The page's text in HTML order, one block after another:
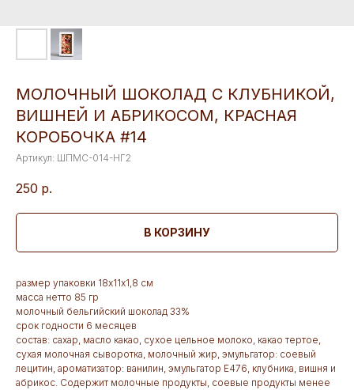
МОЛОЧНЫЙ ШОКОЛАД С КЛУБНИКОЙ,
ВИШНЕЙ И АБРИКОСОМ, КРАСНАЯ
КОРОБОЧКА #14
Артикул: ШПМС-014-НГ2
250 р.
В КОРЗИНУ
размер упаковки 18х11х1,8 см
масса нетто 85 гр
молочный бельгийский шоколад 33%
срок годности 6 месяцев
состав: сахар, масло какао, сухое цельное молоко, какао тертое,
сухая молочная сыворотка, молочный жир, эмульгатор: соевый
лецитин, ароматизатор: ванилин, эмульгатор Е476, клубника, вишня и
абрикос. Содержит молочные продукты, соевые продукты менее